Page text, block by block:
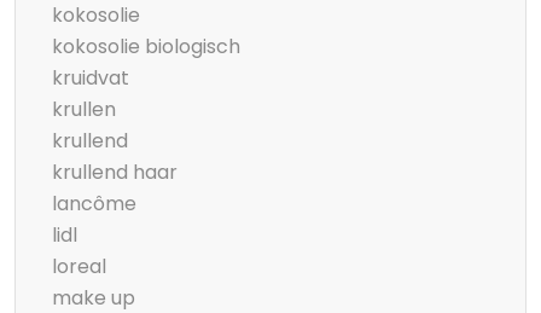
kokosolie
kokosolie biologisch
kruidvat
krullen
krullend
krullend haar
lancôme
lidl
loreal
make up